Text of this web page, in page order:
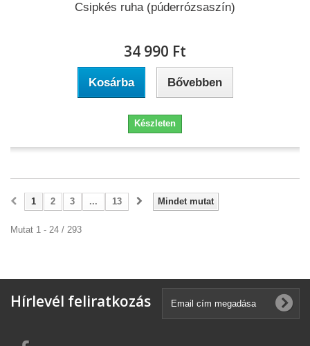
Csipkés ruha (púderrózsaszín)
34 990 Ft‎
Kosárba Bővebben
Készleten
Mindet mutat
1 2 3 ... 13
Mutat 1 - 24 / 293
Hírlevél feliratkozás